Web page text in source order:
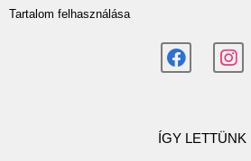
Tartalom felhasználása
ÍGY LETTÜNK